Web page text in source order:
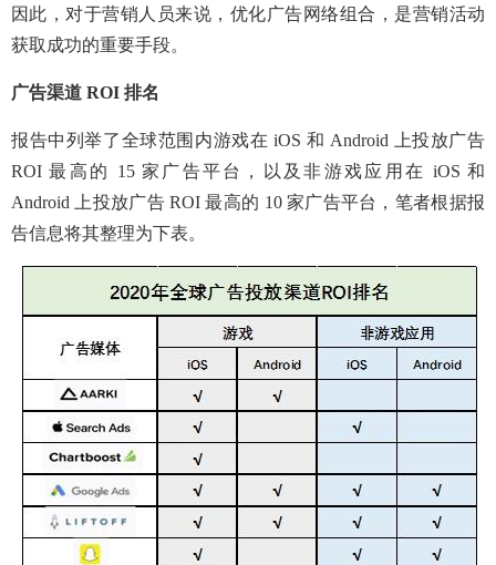
因此，对于营销人员来说，优化广告网络组合，是营销活动
获取成功的重要手段。
广告渠道 ROI 排名
报告中列举了全球范围内游戏在 iOS 和 Android 上投放广告
ROI 最高的 15 家广告平台，以及非游戏应用在 iOS 和
Android 上投放广告 ROI 最高的 10 家广告平台，笔者根据报
告信息将其整理为下表。